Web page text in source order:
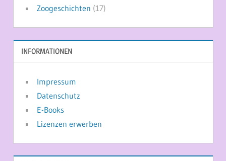
Zoogeschichten (17)
INFORMATIONEN
Impressum
Datenschutz
E-Books
Lizenzen erwerben